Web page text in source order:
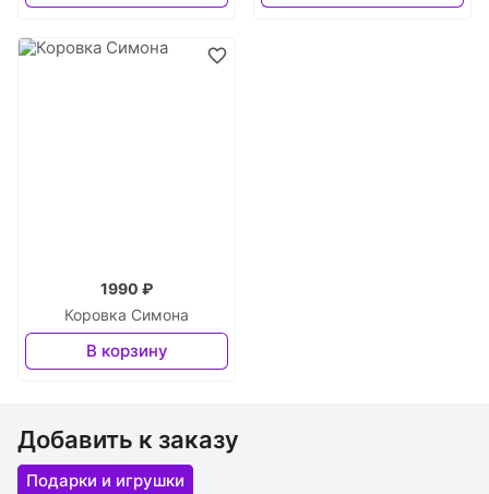
Коровка Симона
1990 ₽
В корзину
Добавить к заказу
Подарки и игрушки